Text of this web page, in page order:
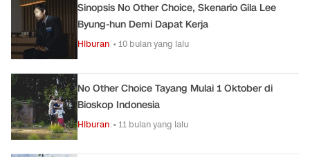
Sinopsis No Other Choice, Skenario Gila Lee
Byung-hun Demi Dapat Kerja
Hiburan • 10 bulan yang lalu
No Other Choice Tayang Mulai 1 Oktober di
Bioskop Indonesia
Hiburan • 11 bulan yang lalu